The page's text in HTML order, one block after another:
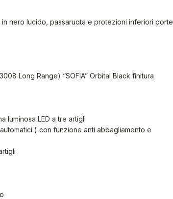
nero lucido, passaruota e protezioni inferiori porte
Long Range) “SOFIA” Orbital Black finitura
luminosa LED a tre artigli
) con funzione anti abbagliamento e